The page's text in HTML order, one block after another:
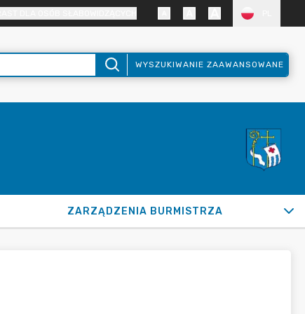
WYSZUKIWANIE ZAAWANSOWANE
ZARZĄDZENIA BURMISTRZA